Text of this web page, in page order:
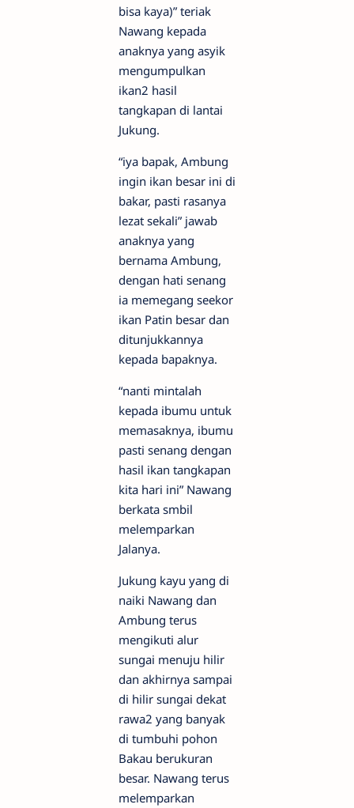
bisa kaya)” teriak
Nawang kepada
anaknya yang asyik
mengumpulkan
ikan2 hasil
tangkapan di lantai
Jukung.
“iya bapak, Ambung
ingin ikan besar ini di
bakar, pasti rasanya
lezat sekali” jawab
anaknya yang
bernama Ambung,
dengan hati senang
ia memegang seekor
ikan Patin besar dan
ditunjukkannya
kepada bapaknya.
“nanti mintalah
kepada ibumu untuk
memasaknya, ibumu
pasti senang dengan
hasil ikan tangkapan
kita hari ini” Nawang
berkata smbil
melemparkan
Jalanya.
Jukung kayu yang di
naiki Nawang dan
Ambung terus
mengikuti alur
sungai menuju hilir
dan akhirnya sampai
di hilir sungai dekat
rawa2 yang banyak
di tumbuhi pohon
Bakau berukuran
besar. Nawang terus
melemparkan